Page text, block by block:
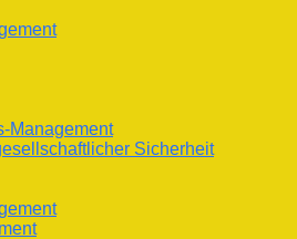
Management
Sicherheit